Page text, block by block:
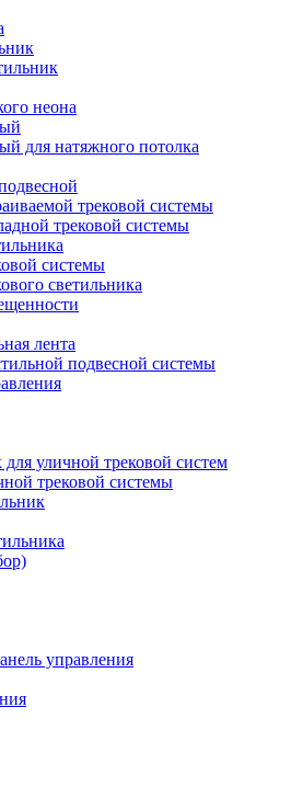
неона
для натяжного потолка
трековой системы
трековой системы
системы
светильника
лента
подвесной системы
уличной трековой систем
трековой системы
управления